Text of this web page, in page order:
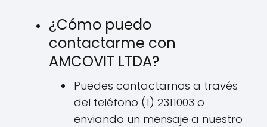
¿Cómo puedo
contactarme con
AMCOVIT LTDA?
Puedes contactarnos a través
del teléfono (1) 2311003 o
enviando un mensaje a nuestro